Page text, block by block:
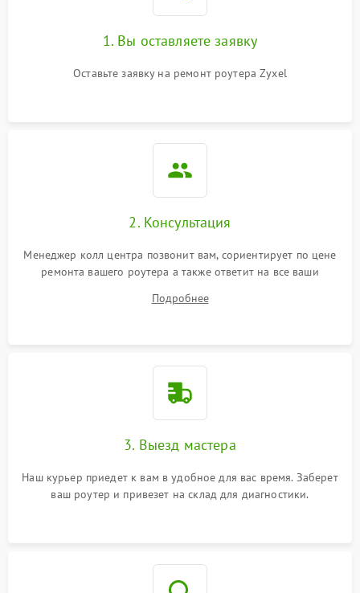
1. Вы оставляете заявку
Оставьте заявку на ремонт роутера Zyxel
2. Консультация
Менеджер колл центра позвонит вам, сориентирует по цене
ремонта вашего роутера а также ответит на все ваши
Подробнее
3. Выезд мастера
Наш курьер приедет к вам в удобное для вас время. Заберет
ваш роутер и привезет на склад для диагностики.